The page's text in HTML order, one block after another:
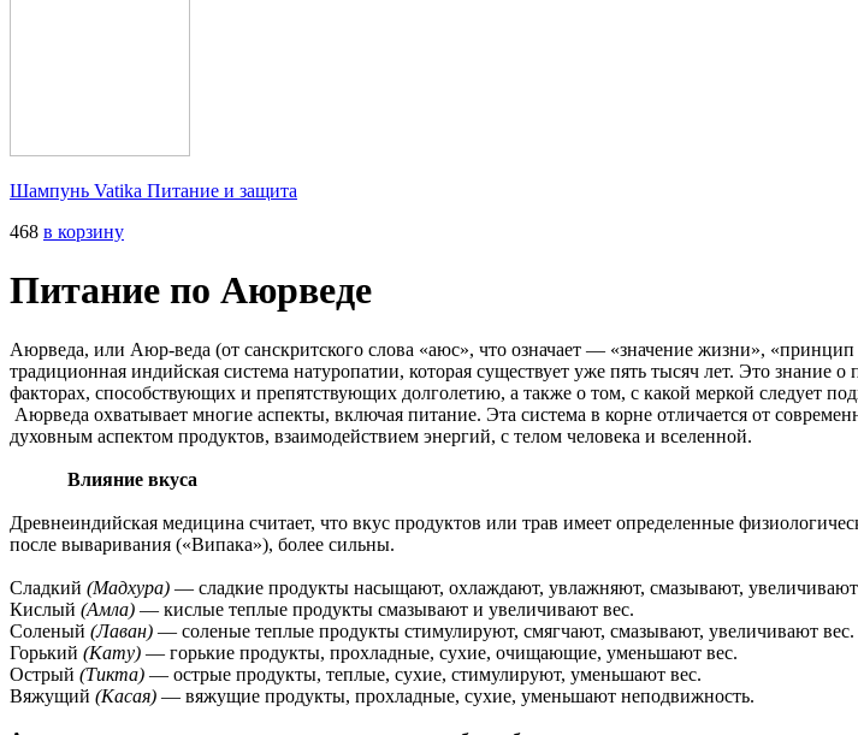
Шампунь Vatika Питание и защита
468 в корзину
Питание по Аюрведе
Аюрведа, или Аюр-веда (от санскритского слова «аюс», что означает — «значение жизни»,
традиционная индийская система натуропатии, которая существует уже пять тысяч лет. Это
факторах, способствующих и препятствующих долголетию, а также о том, с какой меркой следует
Аюрведа охватывает многие аспекты, включая питание. Эта система в корне отличается от
духовным аспектом продуктов, взаимодействием энергий, с телом человека и вселенной.
Влияние вкуса
Древнеиндийская медицина считает, что вкус продуктов или трав имеет определенные
после вываривания («Випака»), более сильны.
Сладкий (Мадхура) — сладкие продукты насыщают, охлаждают, увлажняют, смазывают, увеличивают
Кислый (Амла) — кислые теплые продукты смазывают и увеличивают вес.
Соленый (Лаван) — соленые теплые продукты стимулируют, смягчают, смазывают, увеличивают вес.
Горький (Кату) — горькие продукты, прохладные, сухие, очищающие, уменьшают вес.
Острый (Тикта) — острые продукты, теплые, сухие, стимулируют, уменьшают вес.
Вяжущий (Касая) — вяжущие продукты, прохладные, сухие, уменьшают неподвижность.